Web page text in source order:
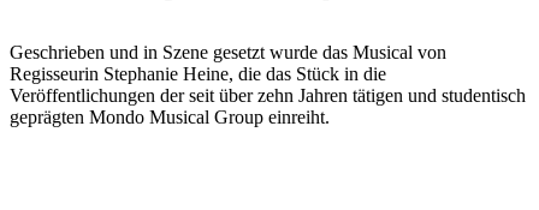
Geschrieben und in Szene gesetzt wurde das Musical von
Regisseurin Stephanie Heine, die das Stück in die
Veröffentlichungen der seit über zehn Jahren tätigen und studentisch
geprägten Mondo Musical Group einreiht.